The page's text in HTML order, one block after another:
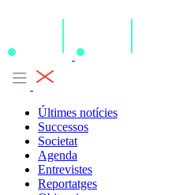
Últimes notícies
Successos
Societat
Agenda
Entrevistes
Reportatges